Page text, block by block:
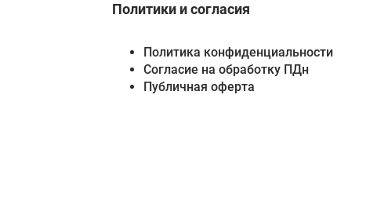
Политики и согласия
Политика конфиденциальности
Согласие на обработку ПДн
Публичная оферта